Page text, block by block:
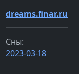
dreams.finar.ru
Сны:
2023-03-18